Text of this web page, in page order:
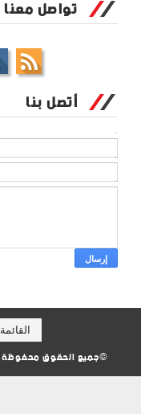
تواصل معنا
أتصل بنا
©جميع الحقوق محفوظة